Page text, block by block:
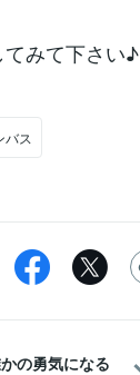
てみて下さい♪
バス
の勇気になる